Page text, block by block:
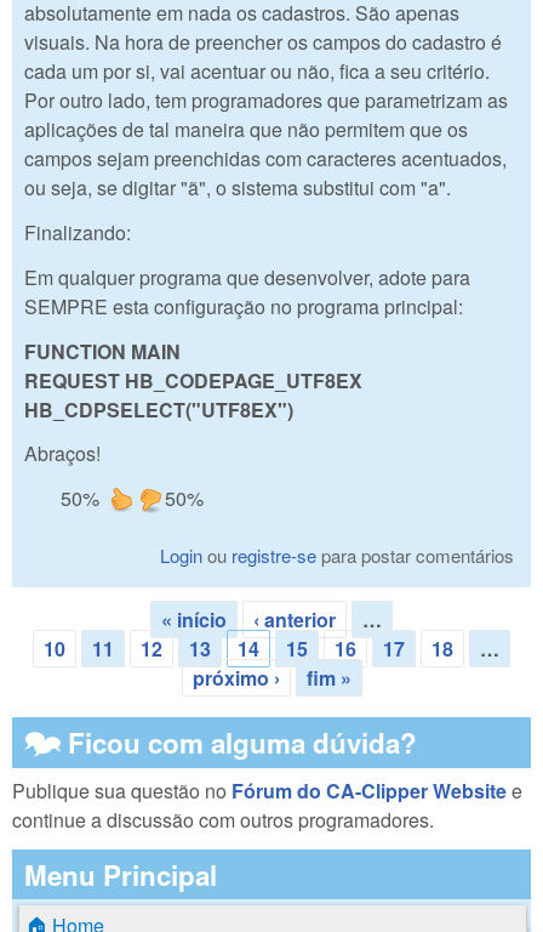
absolutamente em nada os cadastros. São apenas
visuais. Na hora de preencher os campos do cadastro é
cada um por si, vai acentuar ou não, fica a seu critério.
Por outro lado, tem programadores que parametrizam as
aplicações de tal maneira que não permitem que os
campos sejam preenchidas com caracteres acentuados,
ou seja, se digitar "ã", o sistema substitui com "a".
Finalizando:
Em qualquer programa que desenvolver, adote para
SEMPRE esta configuração no programa principal:
FUNCTION MAIN
REQUEST HB_CODEPAGE_UTF8EX
HB_CDPSELECT("UTF8EX")
Abraços!
50%
50%
Loginou registre-separa postar comentários
Páginas
« início ‹ anterior
…
10
11 12 13 14 15 16 17 18
…
próximo ›
fim »
🗫 Ficou com alguma dúvida?
Publique sua questão no Fórum do CA-Clipper Websitee
continue a discussão com outros programadores.
Menu Principal
🏠 Home